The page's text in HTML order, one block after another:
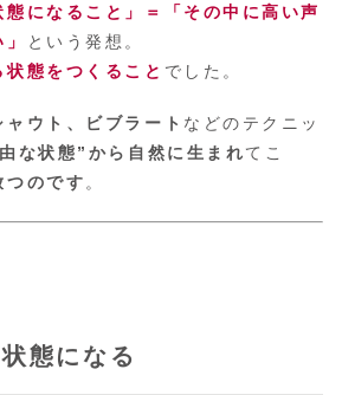
態になること」＝「その中に高い声
という発想。
態をつくること でした。
ウト、ビブラート などのテクニッ
な状態”から自然に生まれてこ
つのです。
態になる